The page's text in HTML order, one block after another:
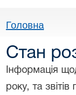
Головна
Стан
Інформація
року, та